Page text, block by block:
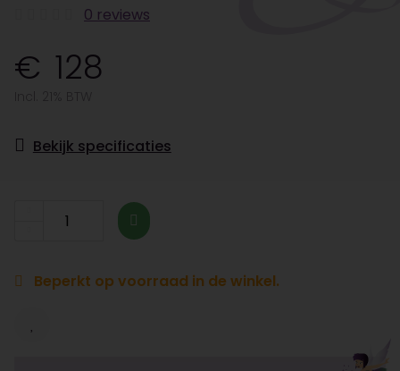
0 reviews
128
Bekijk specificaties
Beperkt op voorraad in de winkel.